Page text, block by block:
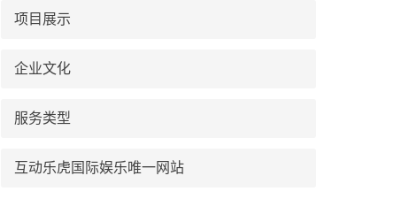
项目展示
企业文化
服务类型
互动乐虎国际娱乐唯一网站